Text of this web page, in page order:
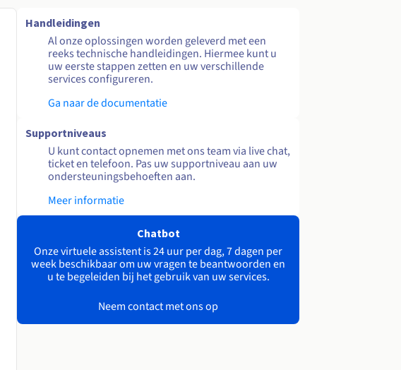
Handleidingen
Al onze oplossingen worden geleverd met een
reeks technische handleidingen. Hiermee kunt u
uw eerste stappen zetten en uw verschillende
services configureren.
Ga naar de documentatie
Supportniveaus
U kunt contact opnemen met ons team via live chat,
ticket en telefoon. Pas uw supportniveau aan uw
ondersteuningsbehoeften aan.
Meer informatie
Chatbot
Onze virtuele assistent is 24 uur per dag, 7 dagen per
week beschikbaar om uw vragen te beantwoorden en
u te begeleiden bij het gebruik van uw services.
Neem contact met ons op